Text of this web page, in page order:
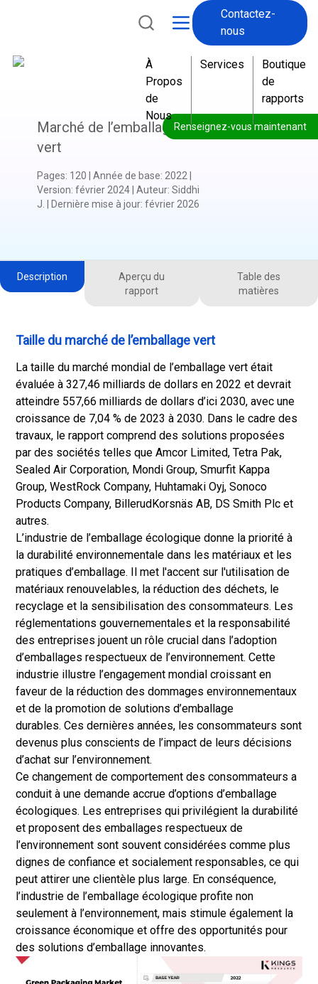
Contactez-
nous
À
Propos
de
Nous
Services
Boutique
de
rapports
Renseignez-vous maintenant
Marché de l’emballage
vert
Pages: 120 Année de base: 2022
Version: février 2024| Auteur: Siddhi
J.
Dernière mise à jour: février 2026
Description
Aperçu du
rapport
Table des
matières
Taille du marché de l’emballage vert
La taille du marché mondial de l’emballage vert était
évaluée à 327,46 milliards de dollars en 2022 et devrait
atteindre 557,66 milliards de dollars d’ici 2030, avec une
croissance de 7,04 % de 2023 à 2030. Dans le cadre des
travaux, le rapport comprend des solutions proposées
par des sociétés telles que Amcor Limited, Tetra Pak,
Sealed Air Corporation, Mondi Group, Smurfit Kappa
Group, WestRock Company, Huhtamaki Oyj, Sonoco
Products Company, BillerudKorsnäs AB, DS Smith Plc et
autres.
L’industrie de l’emballage écologique donne la priorité à
la durabilité environnementale dans les matériaux et les
pratiques d’emballage. Il met l'accent sur l'utilisation de
matériaux renouvelables, la réduction des déchets, le
recyclage et la sensibilisation des consommateurs. Les
réglementations gouvernementales et la responsabilité
des entreprises jouent un rôle crucial dans l’adoption
d’emballages respectueux de l’environnement. Cette
industrie illustre l’engagement mondial croissant en
faveur de la réduction des dommages environnementaux
et de la promotion de solutions d’emballage
durables. Ces dernières années, les consommateurs sont
devenus plus conscients de l’impact de leurs décisions
d’achat sur l’environnement.
Ce changement de comportement des consommateurs a
conduit à une demande accrue d’options d’emballage
écologiques. Les entreprises qui privilégient la durabilité
et proposent des emballages respectueux de
l’environnement sont souvent considérées comme plus
dignes de confiance et socialement responsables, ce qui
peut attirer une clientèle plus large. En conséquence,
l’industrie de l’emballage écologique profite non
seulement à l’environnement, mais stimule également la
croissance économique et offre des opportunités pour
des solutions d’emballage innovantes.